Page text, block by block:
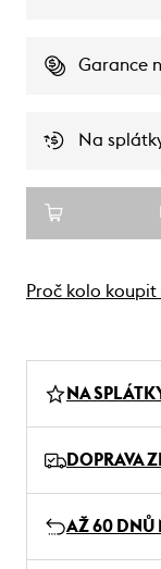
Garance
Na
Proč kolo
NA
DOPRAVA
AŽ 60 DNŮ